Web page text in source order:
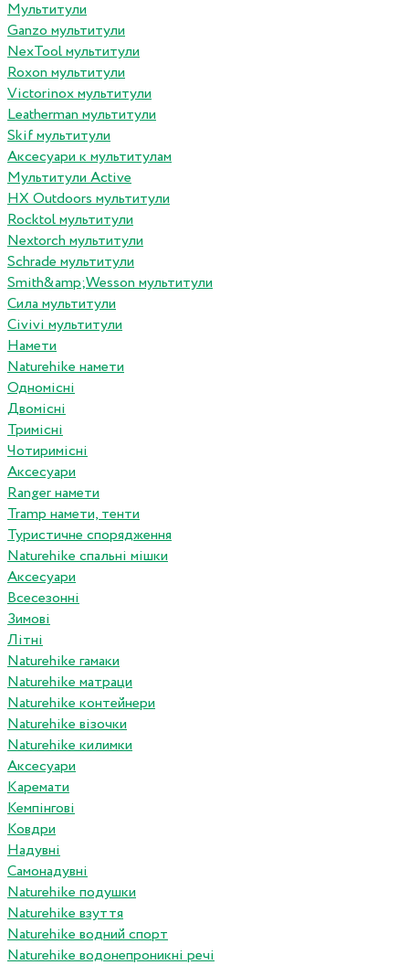
Мультитули
Ganzo мультитули
NexTool мультитули
Roxon мультитули
Victorinox мультитули
Leatherman мультитули
Skif мультитули
Аксесуари к мультитулам
Мультитули Active
HX Outdoors мультитули
Rocktol мультитули
Nextorch мультитули
Schrade мультитули
Smith&amp;Wesson мультитули
Сила мультитули
Civivi мультитули
Намети
Naturehike намети
Одномісні
Двомісні
Тримісні
Чотиримісні
Аксесуари
Ranger намети
Tramp намети, тенти
Туристичне спорядження
Naturehike спальні мішки
Аксесуари
Всесезонні
Зимові
Літні
Naturehike гамаки
Naturehike матраци
Naturehike контейнери
Naturehike візочки
Naturehike килимки
Аксесуари
Каремати
Кемпінгові
Ковдри
Надувні
Самонадувні
Naturehike подушки
Naturehike взуття
Naturehike водний спорт
Naturehike водонепроникні речі